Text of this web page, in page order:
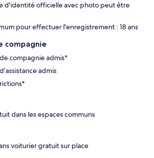
d'identité officielle avec photo peut être
pour effectuer l'enregistrement : 18 ans
compagnie
compagnie admis*
admis
dans les espaces communs
voiturier gratuit sur place